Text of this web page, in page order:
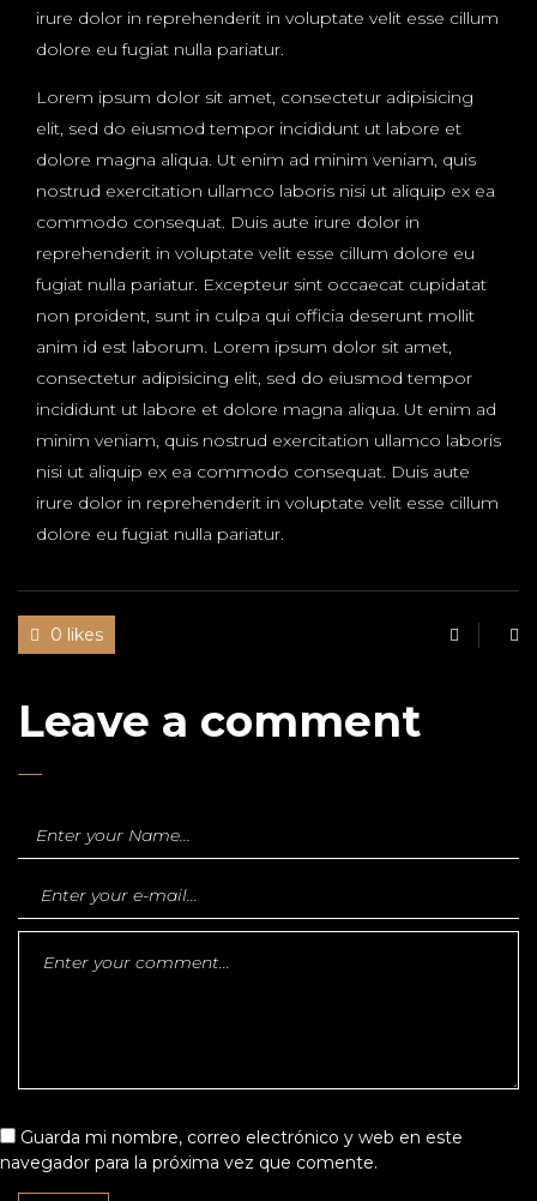
irure dolor in reprehenderit in voluptate velit esse cillum
dolore eu fugiat nulla pariatur.
Lorem ipsum dolor sit amet, consectetur adipisicing
elit, sed do eiusmod tempor incididunt ut labore et
dolore magna aliqua. Ut enim ad minim veniam, quis
nostrud exercitation ullamco laboris nisi ut aliquip ex ea
commodo consequat. Duis aute irure dolor in
reprehenderit in voluptate velit esse cillum dolore eu
fugiat nulla pariatur. Excepteur sint occaecat cupidatat
non proident, sunt in culpa qui officia deserunt mollit
anim id est laborum. Lorem ipsum dolor sit amet,
consectetur adipisicing elit, sed do eiusmod tempor
incididunt ut labore et dolore magna aliqua. Ut enim ad
minim veniam, quis nostrud exercitation ullamco laboris
nisi ut aliquip ex ea commodo consequat. Duis aute
irure dolor in reprehenderit in voluptate velit esse cillum
dolore eu fugiat nulla pariatur.
0 likes
Leave a comment
Guarda mi nombre, correo electrónico y web en este
navegador para la próxima vez que comente.